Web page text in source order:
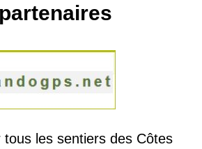
les sentiers des Côtes